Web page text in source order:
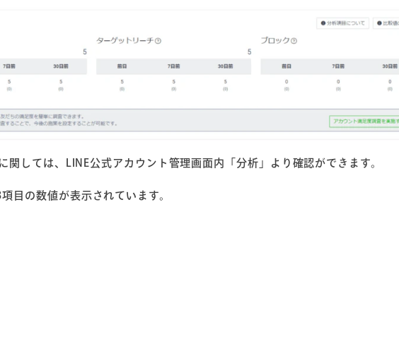
関しては、LINE公式アカウント管理画面内「分析」より確認ができます。
目の数値が表示されています。